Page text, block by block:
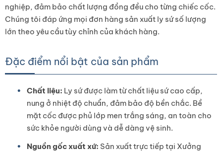
nghiệp, đảm bảo chất lượng đồng đều cho từng chiếc cốc.
Chúng tôi đáp ứng mọi đơn hàng sản xuất ly sứ số lượng
lớn theo yêu cầu tùy chỉnh của khách hàng.
Đặc điểm nổi bật của sản phẩm
Chất liệu: Ly sứ được làm từ chất liệu sứ cao cấp,
nung ở nhiệt độ chuẩn, đảm bảo độ bền chắc. Bề
mặt cốc được phủ lớp men trắng sáng, an toàn cho
sức khỏe người dùng và dễ dàng vệ sinh.
Nguồn gốc xuất xứ: Sản xuất trực tiếp tại Xưởng